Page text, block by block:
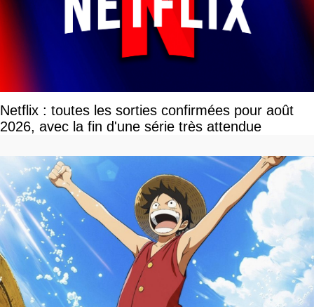
Netflix : toutes les sorties confirmées pour août
2026, avec la fin d'une série très attendue